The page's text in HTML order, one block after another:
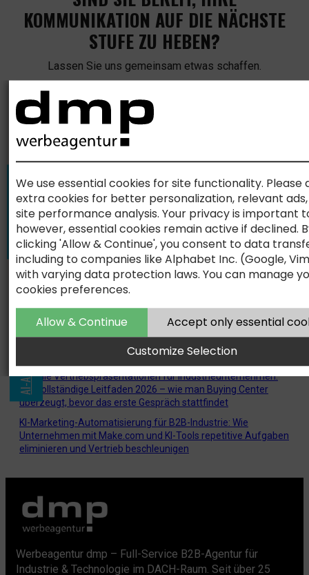
AI-ASSISTED. HUMAN-DRIVEN.
KOMMUNIKATION AUF DIE NÄCHSTE
STUFE ZU HEBEN?
Lassen Sie uns gemeinsam etwas schaffen.
KONTAKT
AKTUELLE NACHRICHTEN
Moderne KI-Systeme erkennen Originalität, Kreativität und
Eigenständigkeit zunehmend als Qualitätsmerkmale. Denn
Kreativität ist der Rohstoff, aus dem Vertrauen entsteht.
Leitfaden Content Marketing – KI hat die Content-Produktion
verändert. Aber sie hat nicht das Problem gelöst das
industrielle Content-Strategien scheitern lässt.
Leitfaden Messemarketing — ChatGPT wird gefragt wer
ausstellt. GEO entscheidet ob Sie in der Antwort stehen.
WISSEN
Website-Relaunch mit GEO: Die vollständige Anleitung für
B2B-Industrieunternehmen – wie man eine bestehende
Digitale Vertriebspräsentationen für Industrieunternehmen:
Der vollständige Leitfaden 2026 – wie man Buying Center
überzeugt, bevor das erste Gespräch stattfindet
KI-Marketing-Automatisierung für B2B-Industrie: Wie
Unternehmen mit Make.com und KI-Tools repetitive Aufgaben
eliminieren und Vertrieb beschleunigen
Werbeagentur dmp – Full-Service B2B-Agentur für
Industrie & Technologie im DACH-Raum. Seit über 25
We use essential cookies for site functionality. Please
extra cookies for better personalization, relevant
site performance analysis. Your privacy is important
however, essential cookies remain active if declined.
clicking 'Allow & Continue', you consent to data
including to companies like Alphabet Inc. (Google,
with varying data protection laws. You can manage
cookies preferences.
Allow & Continue
Accept only essential
Customize Selection